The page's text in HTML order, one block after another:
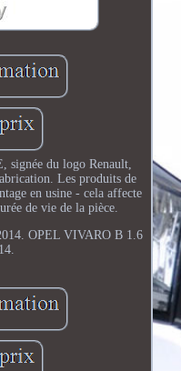
signée du logo Renault,
Les produits de
en usine - cela affecte
de vie de la pièce.
OPEL VIVARO B 1.6